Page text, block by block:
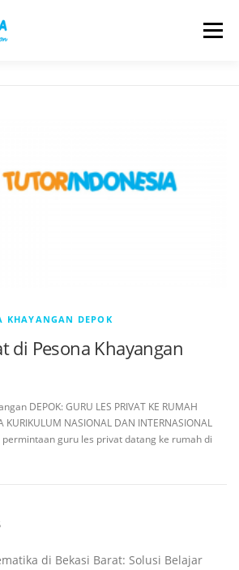
Menu
KHAYANGAN DEPOK
di Pesona Khayangan
DEPOK: GURU LES PRIVAT KE RUMAH
KURIKULUM NASIONAL DAN INTERNASIONAL
guru les privat datang ke rumah di
di Bekasi Barat: Solusi Belajar